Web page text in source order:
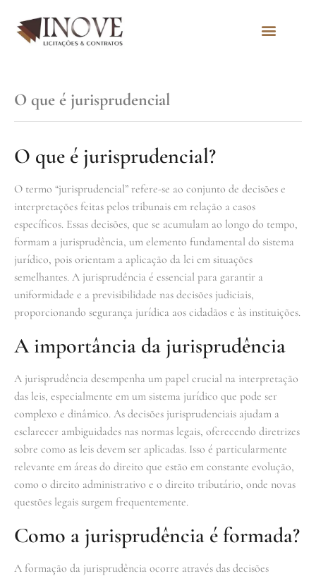
O que é jurisprudencial
O que é jurisprudencial?
O termo “jurisprudencial” refere-se ao conjunto de decisões e
interpretações feitas pelos tribunais em relação a casos
específicos. Essas decisões, que se acumulam ao longo do tempo,
formam a jurisprudência, um elemento fundamental do sistema
jurídico, pois orientam a aplicação da lei em situações
semelhantes. A jurisprudência é essencial para garantir a
uniformidade e a previsibilidade nas decisões judiciais,
proporcionando segurança jurídica aos cidadãos e às instituições.
A importância da jurisprudência
A jurisprudência desempenha um papel crucial na interpretação
das leis, especialmente em um sistema jurídico que pode ser
complexo e dinâmico. As decisões jurisprudenciais ajudam a
esclarecer ambiguidades nas normas legais, oferecendo diretrizes
sobre como as leis devem ser aplicadas. Isso é particularmente
relevante em áreas do direito que estão em constante evolução,
como o direito administrativo e o direito tributário, onde novas
questões legais surgem frequentemente.
Como a jurisprudência é formada?
A formação da jurisprudência ocorre através das decisões